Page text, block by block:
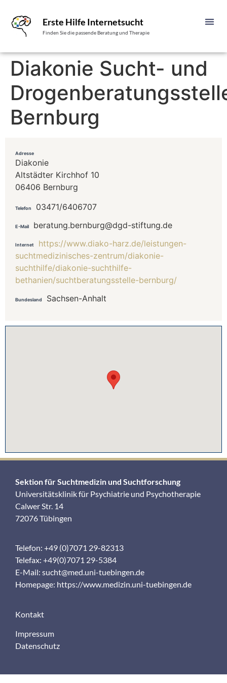
Erste Hilfe Internetsucht
Finden Sie die passende Beratung und Therapie
Diakonie Sucht- und
Bernburg
Adresse
Diakonie
Altstädter Kirchhof 10
06406 Bernburg
Telefon 03471/6406707
E-Mail beratung.bernburg@dgd-stiftung.de
Internet
https://www.diako-harz.de/leistungen-
suchtmedizinisches-zentrum/diakonie-
suchthilfe/diakonie-suchthilfe-
bethanien/suchtberatungsstelle-bernburg/
Bundesland Sachsen-Anhalt
Sektion für Suchtmedizin und Suchtforschung
Universitätsklinik für Psychiatrie und Psychotherapie
Calwer Str. 14
72076 Tübingen
Telefon: +49 (0)7071 29-82313
Telefax: +49(0)7071 29-5384
E-Mail: sucht@med.uni-tuebingen.de
Homepage: https://www.medizin.uni-tuebingen.de
Kontakt
Impressum
Datenschutz